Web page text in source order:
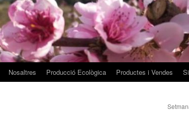
Nosaltres Producció Ecològica Productes i Vendes